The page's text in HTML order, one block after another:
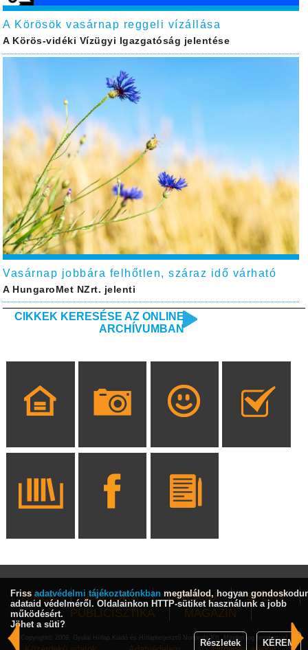
A Körösök vasárnap reggeli vízállása
A Körös-vidéki Vízügyi Igazgatóság jelentése
Vasárnap jobbára felhőtlen, száraz idő várható
A HungaroMet NZrt. jelenti
CIKKEK KERESÉSE AZ ONLINE
ARCHÍVUMBAN
HÍREK KULTÚRA INTERJÚ
SPORT
PUBLICISZTIKA
MAGAZIN
Copyright© 2009, Gyulai Hírlap Kiadó és Hírlapterjesztő Nonprofit Kft. Minden jog fenntartva!
Friss adatvédelmi tájékoztatónkban megtalálod, hogyan
adataid védelméről. Oldalainkon HTTP-sütiket használunk a jobb
működésért.
Jöhet a süti?
Részletek
KÉREM